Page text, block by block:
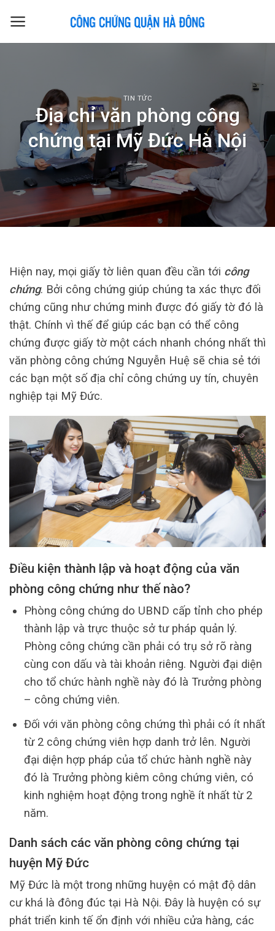
TIN TỨC
Địa chỉ văn phòng công
chứng tại Mỹ Đức Hà Nội
Hiện nay, mọi giấy tờ liên quan đều cần tới công
chứng. Bởi công chứng giúp chúng ta xác thực đối
chứng cũng như chứng minh được đó giấy tờ đó là
thật. Chính vì thế để giúp các bạn có thể công
chứng được giấy tờ một cách nhanh chóng nhất thì
văn phòng công chứng Nguyễn Huệ sẽ chia sẻ tới
các bạn một số địa chỉ công chứng uy tín, chuyên
nghiệp tại Mỹ Đức.
Điều kiện thành lập và hoạt động của văn
phòng công chứng như thế nào?
Phòng công chứng do UBND cấp tỉnh cho phép
thành lập và trực thuộc sở tư pháp quản lý.
Phòng công chứng cần phải có trụ sở rõ ràng
cùng con dấu và tài khoản riêng. Người đại diện
cho tổ chức hành nghề này đó là Trưởng phòng
– công chứng viên.
Đối với văn phòng công chứng thì phải có ít nhất
từ 2 công chứng viên hợp danh trở lên. Người
đại diện hợp pháp của tổ chức hành nghề này
đó là Trưởng phòng kiêm công chứng viên, có
kinh nghiệm hoạt động trong nghề ít nhất từ 2
năm.
Danh sách các văn phòng công chứng tại
huyện Mỹ Đức
Mỹ Đức là một trong những huyện có mật độ dân
cư khá là đông đúc tại Hà Nội. Đây là huyện có sự
phát triển kinh tế ổn định với nhiều cửa hàng, các